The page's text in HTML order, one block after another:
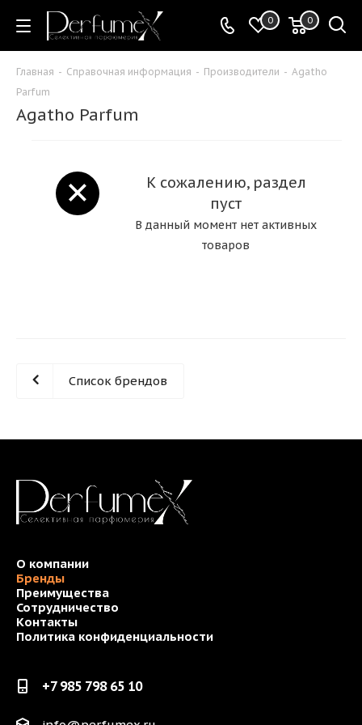
0 0
Главная - Справочная информация - Производители - Agatho
Parfum
Agatho Parfum
К сожалению, раздел
пуст
В данный момент нет активных
товаров
Список брендов
О компании
Бренды
Преимущества
Сотрудничество
Контакты
Политика конфиденциальности
+7 985 798 65 10